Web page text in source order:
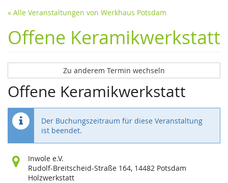
« Alle Veranstaltungen von Werkhaus Potsdam
Offene Keramikwerkstatt
Zu anderem Termin wechseln
Offene Keramikwerkstatt
Der Buchungszeitraum für diese Veranstaltung
ist beendet.
Wo
findet
diese
Inwole e.V.
Rudolf-Breitscheid-Straße 164, 14482 Potsdam
Holzwerkstatt